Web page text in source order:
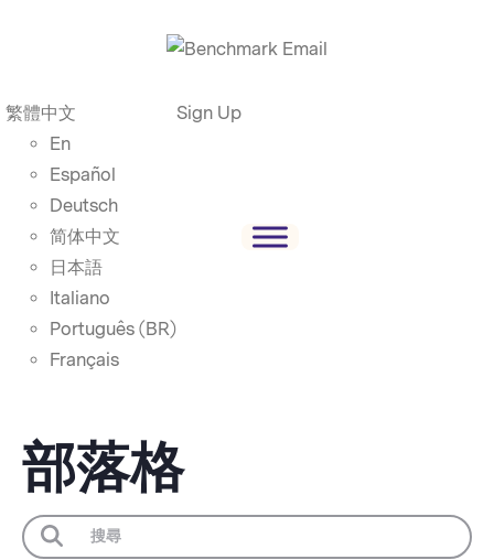
繁體中文
En
Español
Deutsch
简体中文
日本語
Italiano
Português (BR)
Français
Sign Up
部落格